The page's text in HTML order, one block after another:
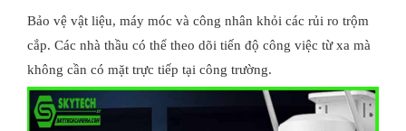
Bảo vệ vật liệu, máy móc và công nhân khỏi các rủi ro trộm
cắp. Các nhà thầu có thể theo dõi tiến độ công việc từ xa mà
không cần có mặt trực tiếp tại công trường.